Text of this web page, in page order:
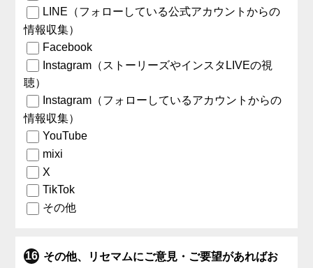
LINE（フォローしている公式アカウントからの
情報収集）
Facebook
Instagram（ストーリーズやインスタLIVEの視
聴）
Instagram（フォローしているアカウントからの
情報収集）
YouTube
mixi
X
TikTok
その他
その他、リセマムにご意見・ご要望があればお